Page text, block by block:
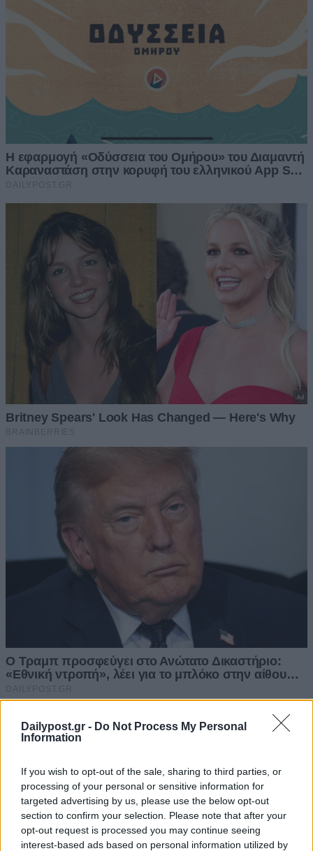
Dailypost.gr - Do Not Process My Personal
Information
If you wish to opt-out of the sale, sharing to third parties, or
processing of your personal or sensitive information for
targeted advertising by us, please use the below opt-out
section to confirm your selection. Please note that after your
opt-out request is processed you may continue seeing
interest-based ads based on personal information utilized by